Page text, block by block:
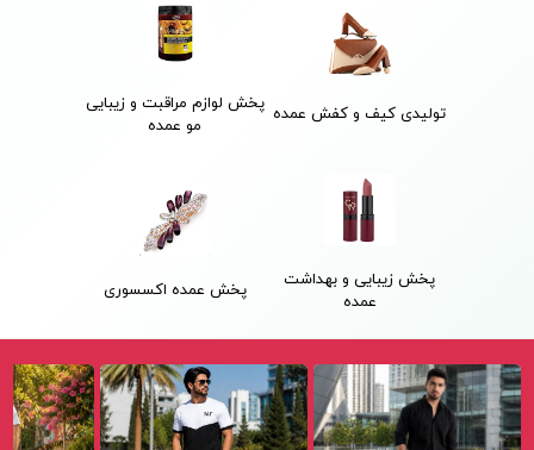
تولیدی کیف و کفش عمده
پخش لوازم مراقبت و زیبایی
مو عمده
پخش زیبایی و بهداشت
عمده
پخش عمده اکسسوری